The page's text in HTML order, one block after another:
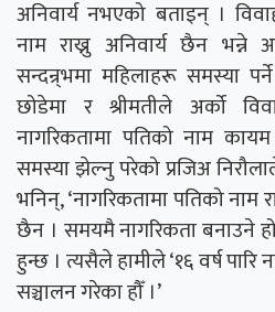
अनिवार्य नभएको बताइन् ।
नाम राख्नु अनिवार्य छैन भन्ने
सन्दन्र्भमा महिलाहरू समस्या
छोडेमा र श्रीमतीले अर्को
नागरिकतामा पतिको नाम
समस्या झेल्नु परेको प्रजिअ
भनिन्, ‘नागरिकतामा पतिको नाम
छैन । समयमै नागरिकता बनाउने
हुन्छ । त्यसैले हामीले ‘१६ वर्ष पारि
सञ्चालन गरेका हौँ ।’